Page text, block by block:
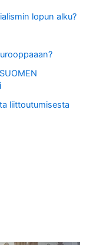
lopun alku?
SUOMEN
liittoutumisesta